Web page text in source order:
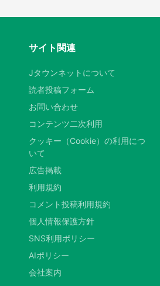
サイト関連
Jタウンネットについて
読者投稿フォーム
お問い合わせ
コンテンツ二次利用
クッキー（Cookie）の利用につ
いて
広告掲載
利用規約
コメント投稿利用規約
個人情報保護方針
SNS利用ポリシー
AIポリシー
会社案内